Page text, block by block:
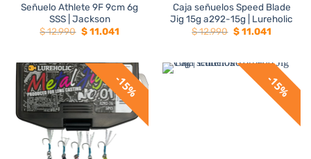
Señuelo Athlete 9F 9cm 6g
SSS | Jackson
$12.990 El
precio
$ 12.990.
$11.041El
$ 11.041.
Caja señuelos Speed Blade
Jig 15g a292-15g | Lureholic
$12.990 El
precio
$ 12.990.
$11.041El
$ 11.041.
15% 15%